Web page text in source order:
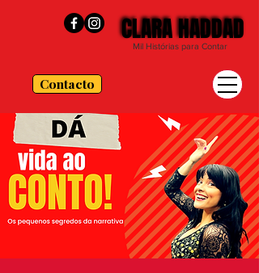
Contacto
CLARA HADDAD
CLARA HADDAD
Mil Histórias para Contar